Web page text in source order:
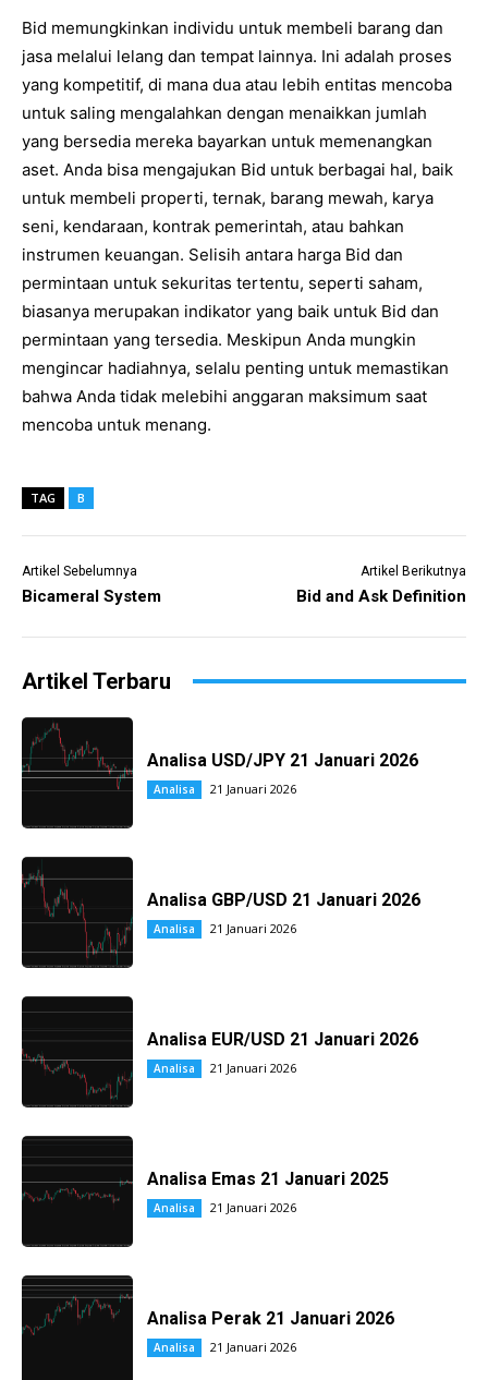
Bid memungkinkan individu untuk membeli barang dan
jasa melalui lelang dan tempat lainnya. Ini adalah proses
yang kompetitif, di mana dua atau lebih entitas mencoba
untuk saling mengalahkan dengan menaikkan jumlah
yang bersedia mereka bayarkan untuk memenangkan
aset. Anda bisa mengajukan Bid untuk berbagai hal, baik
untuk membeli properti, ternak, barang mewah, karya
seni, kendaraan, kontrak pemerintah, atau bahkan
instrumen keuangan. Selisih antara harga Bid dan
permintaan untuk sekuritas tertentu, seperti saham,
biasanya merupakan indikator yang baik untuk Bid dan
permintaan yang tersedia. Meskipun Anda mungkin
mengincar hadiahnya, selalu penting untuk memastikan
bahwa Anda tidak melebihi anggaran maksimum saat
mencoba untuk menang.
TAG B
Artikel Sebelumnya
Bicameral System
Artikel Berikutnya
Bid and Ask Definition
Artikel Terbaru
Analisa USD/JPY 21 Januari 2026
Analisa 21 Januari 2026
Analisa GBP/USD 21 Januari 2026
Analisa 21 Januari 2026
Analisa EUR/USD 21 Januari 2026
Analisa 21 Januari 2026
Analisa Emas 21 Januari 2025
Analisa 21 Januari 2026
Analisa Perak 21 Januari 2026
Analisa 21 Januari 2026